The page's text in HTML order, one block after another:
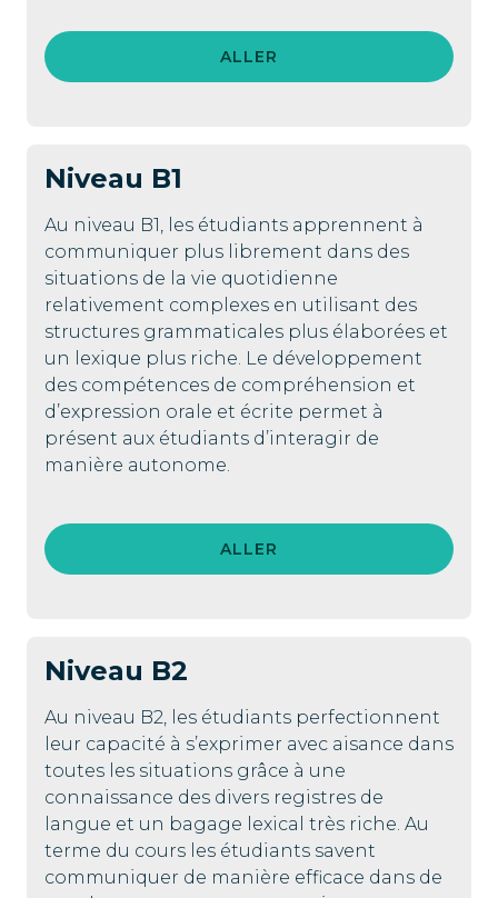
ALLER
Niveau B1
Au niveau B1, les étudiants apprennent à
communiquer plus librement dans des
situations de la vie quotidienne
relativement complexes en utilisant des
structures grammaticales plus élaborées et
un lexique plus riche. Le développement
des compétences de compréhension et
d’expression orale et écrite permet à
présent aux étudiants d’interagir de
manière autonome.
ALLER
Niveau B2
Au niveau B2, les étudiants perfectionnent
leur capacité à s’exprimer avec aisance dans
toutes les situations grâce à une
connaissance des divers registres de
langue et un bagage lexical très riche. Au
terme du cours les étudiants savent
communiquer de manière efficace dans de